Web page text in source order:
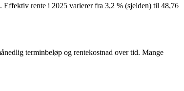
Effektiv rente i 2025 varierer fra 3,2 % (sjelden) til 48,76
terminbeløp og rentekostnad over tid. Mange